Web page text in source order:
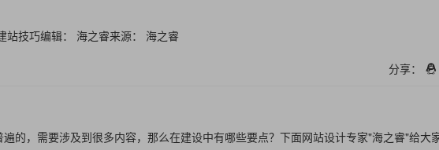
站技巧编辑： 海之睿来源： 海之睿
分享：
的，需要涉及到很多内容，那么在建设中有哪些要点？下面网站设计专家"海之睿"给大